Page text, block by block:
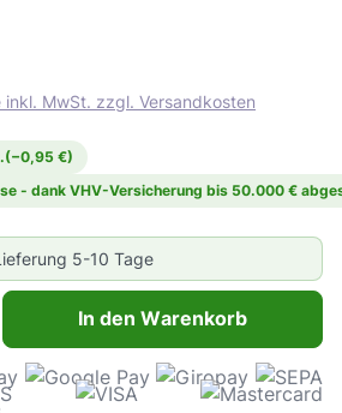
inkl. MwSt. zzgl. Versandkosten
(−0,95 €)
- dank VHV-Versicherung bis 50.000 €
5-10 Tage
Anzahl: Gib den gewünschten
In den Warenkorb